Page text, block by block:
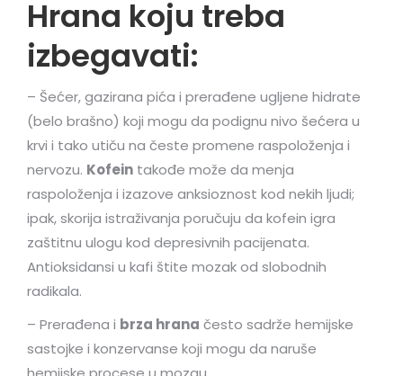
Hrana koju treba
izbegavati:
– Šećer, gazirana pića i prerađene ugljene hidrate
(belo brašno) koji mogu da podignu nivo šećera u
krvi i tako utiču na česte promene raspoloženja i
nervozu. Kofein takođe može da menja
raspoloženja i izazove anksioznost kod nekih ljudi;
ipak, skorija istraživanja poručuju da kofein igra
zaštitnu ulogu kod depresivnih pacijenata.
Antioksidansi u kafi štite mozak od slobodnih
radikala.
– Prerađena i brza hrana često sadrže hemijske
sastojke i konzervanse koji mogu da naruše